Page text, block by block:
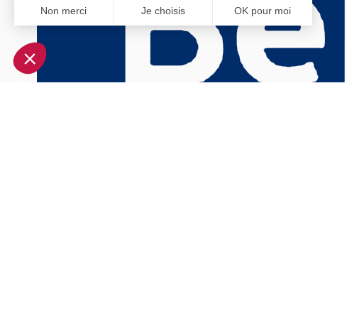
Non merci Je choisis OK pour moi
Plateforme de Gestion du Consentement : Personnalisez vos
Notre plateforme vous permet d'adapter et de gérer vos